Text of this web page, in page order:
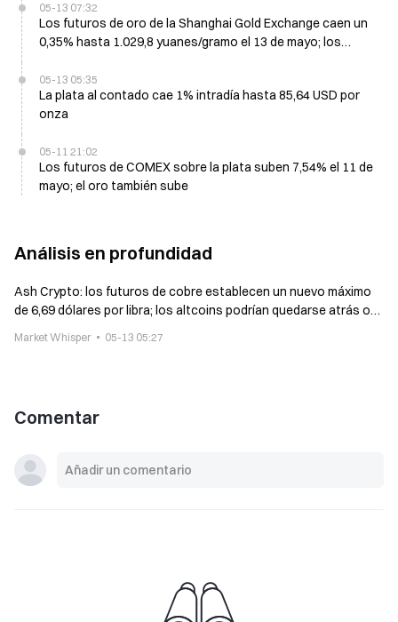
05-13 07:32
Los futuros de oro de la Shanghai Gold Exchange caen un
0,35% hasta 1.029,8 yuanes/gramo el 13 de mayo; los
05-13 05:35
La plata al contado cae 1% intradía hasta 85,64 USD por
onza
05-11 21:02
Los futuros de COMEX sobre la plata suben 7,54% el 11 de
mayo; el oro también sube
Análisis en profundidad
Ash Crypto: los futuros de cobre establecen un nuevo máximo
de 6,69 dólares por libra; los altcoins podrían quedarse atrás o
Market Whisper 05-13 05:27
Comentar